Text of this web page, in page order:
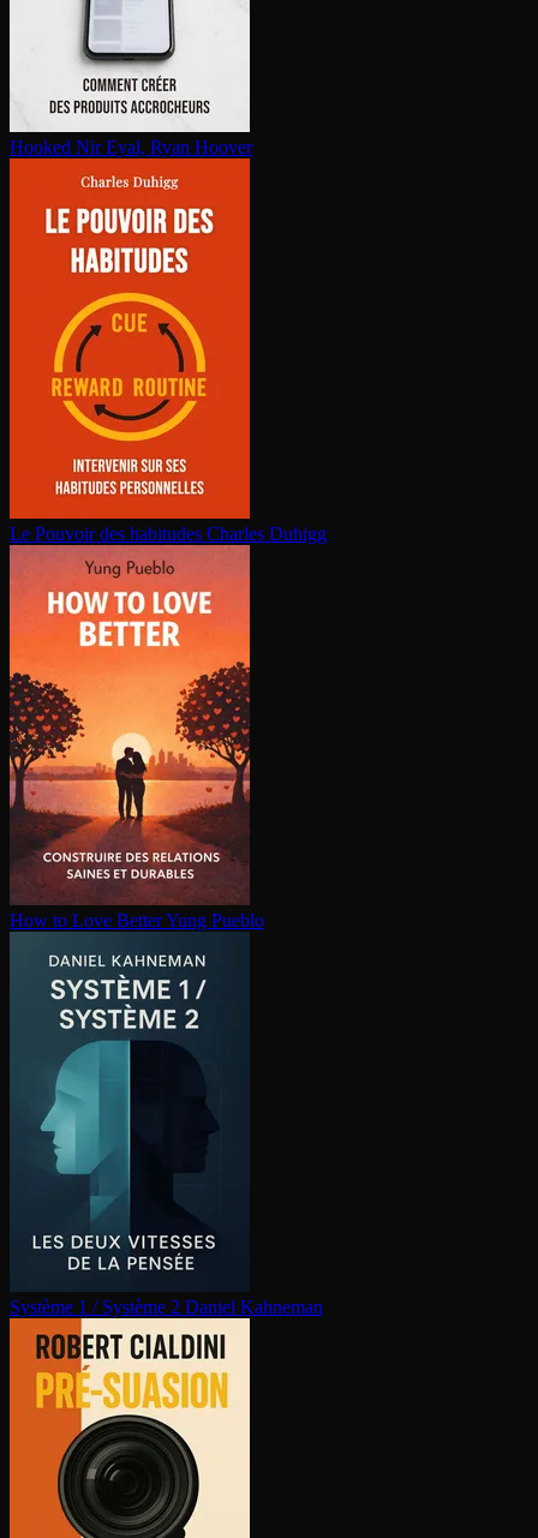
Hooked Nir Eyal, Ryan Hoover
Le Pouvoir des habitudes Charles Duhigg
How to Love BetterYung Pueblo
Système 1 / Système 2 Daniel Kahneman